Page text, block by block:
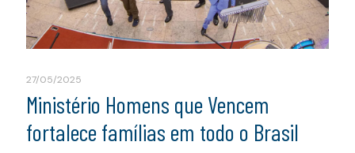
27/05/2025
Ministério Homens que Vencem
fortalece famílias em todo o Brasil